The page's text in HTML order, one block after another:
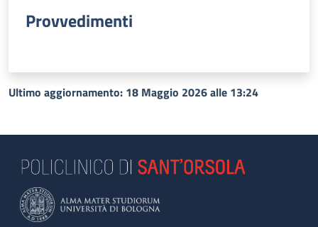
Provvedimenti
Ultimo aggiornamento: 18 Maggio 2026 alle 13:24